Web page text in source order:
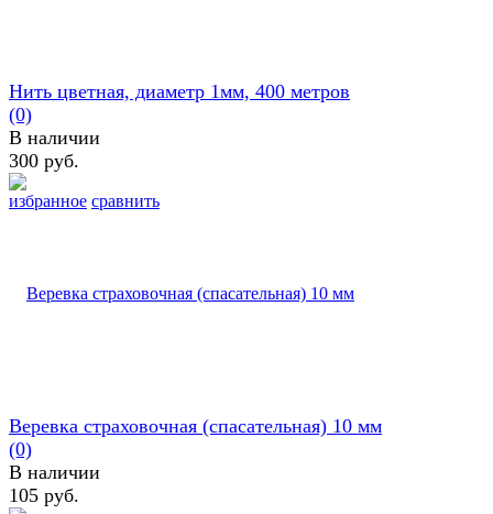
избранное сравнить
Нить цветная, диаметр 1мм, 400 метров
(0)
В наличии
300 руб.
Веревка страховочная (спасательная) 10 мм
(0)
В наличии
105 руб.